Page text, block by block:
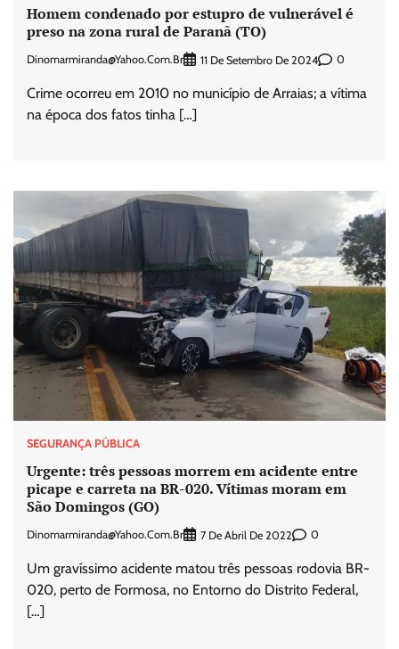
Homem condenado por estupro de vulnerável é
preso na zona rural de Paranã (TO)
Dinomarmiranda@yahoo.com.br 11 De Setembro De 2024 0
Crime ocorreu em 2010 no município de Arraias; a vítima
na época dos fatos tinha […]
SEGURANÇA PÚBLICA
Urgente: três pessoas morrem em acidente entre
picape e carreta na BR-020. Vítimas moram em
São Domingos (GO)
Dinomarmiranda@yahoo.com.br 7 De Abril De 2022 0
Um gravíssimo acidente matou três pessoas rodovia BR-
020, perto de Formosa, no Entorno do Distrito Federal,
[…]